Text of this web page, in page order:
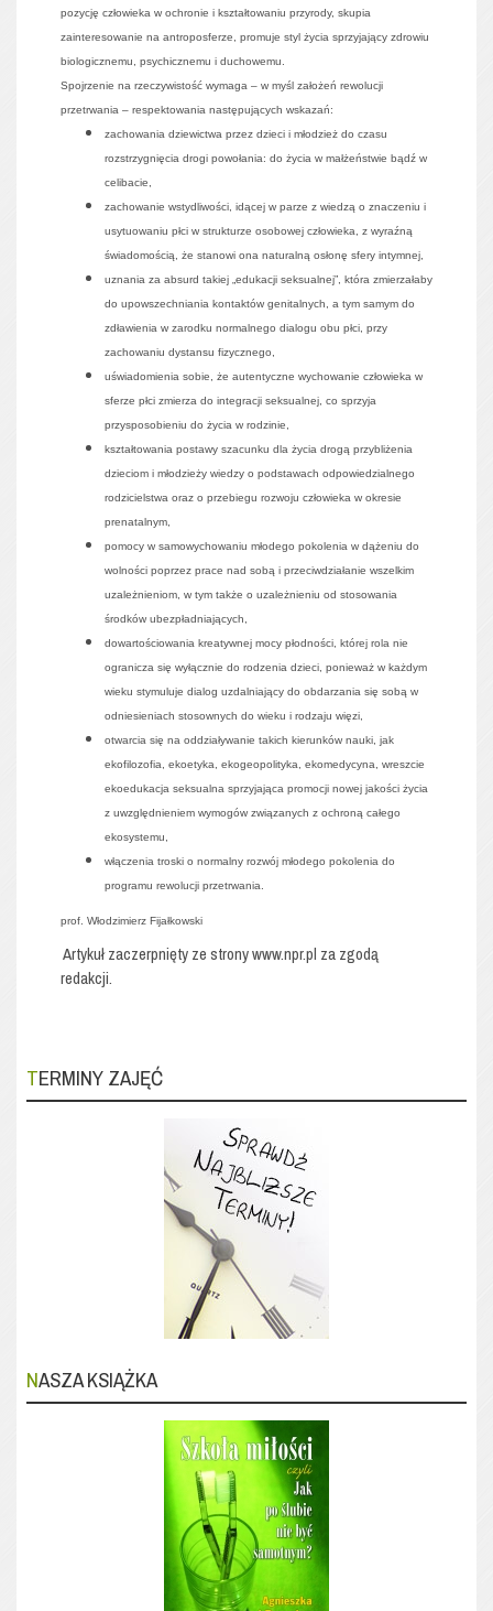
pozycję człowieka w ochronie i kształtowaniu przyrody, skupia
zainteresowanie na antroposferze, promuje styl życia sprzyjający zdrowiu
biologicznemu, psychicznemu i duchowemu.
Spojrzenie na rzeczywistość wymaga – w myśl założeń rewolucji
przetrwania – respektowania następujących wskazań:
zachowania dziewictwa przez dzieci i młodzież do czasu
rozstrzygnięcia drogi powołania: do życia w małżeństwie bądź w
celibacie,
zachowanie wstydliwości, idącej w parze z wiedzą o znaczeniu i
usytuowaniu płci w strukturze osobowej człowieka, z wyraźną
świadomością, że stanowi ona naturalną osłonę sfery intymnej,
uznania za absurd takiej „edukacji seksualnej”, która zmierzałaby
do upowszechniania kontaktów genitalnych, a tym samym do
zdławienia w zarodku normalnego dialogu obu płci, przy
zachowaniu dystansu fizycznego,
uświadomienia sobie, że autentyczne wychowanie człowieka w
sferze płci zmierza do integracji seksualnej, co sprzyja
przysposobieniu do życia w rodzinie,
kształtowania postawy szacunku dla życia drogą przybliżenia
dzieciom i młodzieży wiedzy o podstawach odpowiedzialnego
rodzicielstwa oraz o przebiegu rozwoju człowieka w okresie
prenatalnym,
pomocy w samowychowaniu młodego pokolenia w dążeniu do
wolności poprzez prace nad sobą i przeciwdziałanie wszelkim
uzależnieniom, w tym także o uzależnieniu od stosowania
środków ubezpładniających,
dowartościowania kreatywnej mocy płodności, której rola nie
ogranicza się wyłącznie do rodzenia dzieci, ponieważ w każdym
wieku stymuluje dialog uzdalniający do obdarzania się sobą w
odniesieniach stosownych do wieku i rodzaju więzi,
otwarcia się na oddziaływanie takich kierunków nauki, jak
ekofilozofia, ekoetyka, ekogeopolityka, ekomedycyna, wreszcie
ekoedukacja seksualna sprzyjająca promocji nowej jakości życia
z uwzględnieniem wymogów związanych z ochroną całego
ekosystemu,
włączenia troski o normalny rozwój młodego pokolenia do
programu rewolucji przetrwania.
prof. Włodzimierz Fijałkowski
Artykuł zaczerpnięty ze strony www.npr.pl za zgodą
redakcji.
TERMINY ZAJĘĆ
NASZA KSIĄŻKA